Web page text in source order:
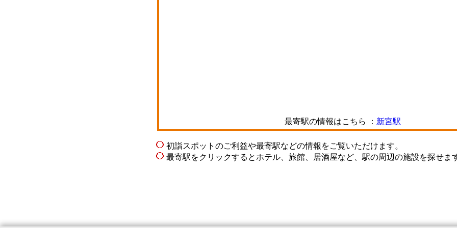
最寄駅の情報はこちら ： 新宮駅
初詣スポットのご利益や最寄駅などの情報をご覧いただけます。
最寄駅をクリックするとホテル、旅館、居酒屋など、駅の周辺の施設を探せま